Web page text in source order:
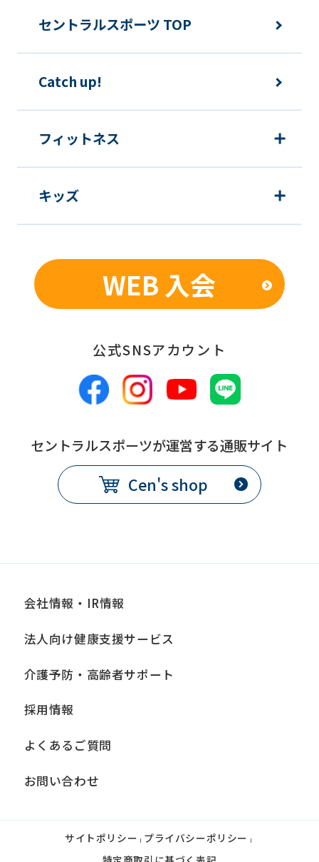
セントラルスポーツ TOP
Catch up!
フィットネス
キッズ
WEB 入会
公式SNSアカウント
セントラルスポーツが運営する通販サイト
Cen's shop
会社情報・IR情報
法人向け健康支援サービス
介護予防・高齢者サポート
採用情報
よくあるご質問
お問い合わせ
サイトポリシー | プライバシーポリシー |